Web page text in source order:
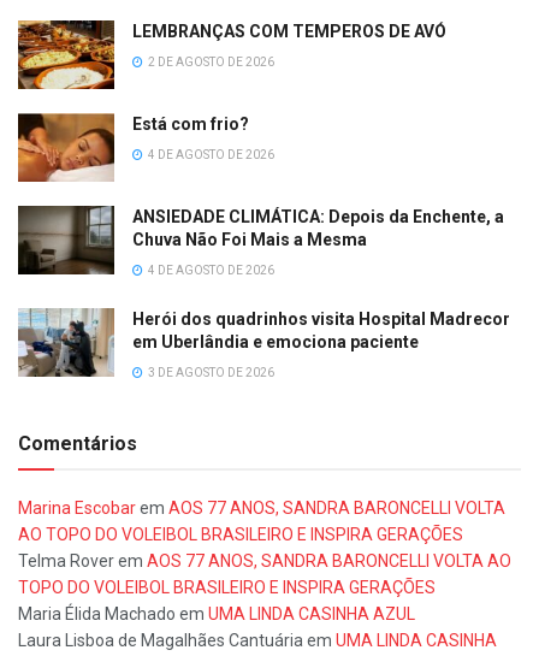
LEMBRANÇAS COM TEMPEROS DE AVÓ
2 DE AGOSTO DE 2026
Está com frio?
4 DE AGOSTO DE 2026
ANSIEDADE CLIMÁTICA: Depois da Enchente, a
Chuva Não Foi Mais a Mesma
4 DE AGOSTO DE 2026
Herói dos quadrinhos visita Hospital Madrecor
em Uberlândia e emociona paciente
3 DE AGOSTO DE 2026
Comentários
Marina Escobarem AOS 77 ANOS, SANDRA BARONCELLI VOLTA
AO TOPO DO VOLEIBOL BRASILEIRO E INSPIRA GERAÇÕES
Telma Roverem AOS 77 ANOS, SANDRA BARONCELLI VOLTA AO
TOPO DO VOLEIBOL BRASILEIRO E INSPIRA GERAÇÕES
Maria Élida Machado em UMA LINDA CASINHA AZUL
Laura Lisboa de Magalhães Cantuária em UMA LINDA CASINHA